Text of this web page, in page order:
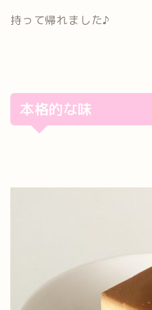
持って帰れました♪
本格的な味